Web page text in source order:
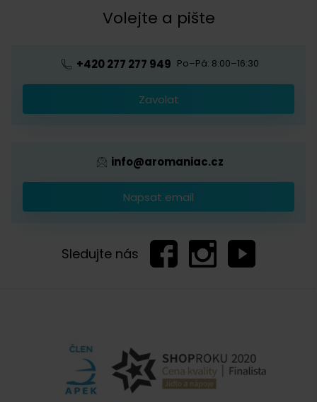
Ochrana osobních údajů
Provizní systém
Kávová akademieVolejte a pište
+420 277 277 949 Po–Pá: 8:00–16:30
Zavolat
info@aromaniac.cz
Napsat email
Sledujte nás